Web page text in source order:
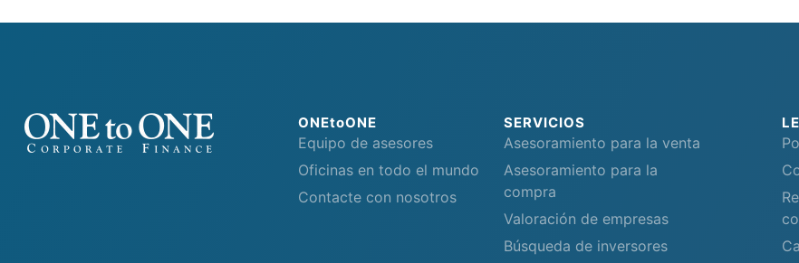
ONEtoONE
Equipo de asesores
Oficinas en todo el mundo
Contacte con nosotros
SERVICIOS
Asesoramiento para la venta
Asesoramiento para la
compra
Valoración de empresas
Búsqueda de inversores